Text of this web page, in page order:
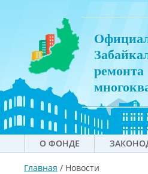
ремонта
О ФОНДЕ
Главная / Новости